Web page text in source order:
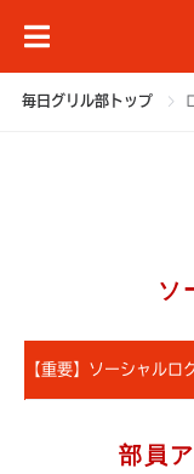
毎日グリル部トップ
ソ
【重要】ソーシャルロ
部員